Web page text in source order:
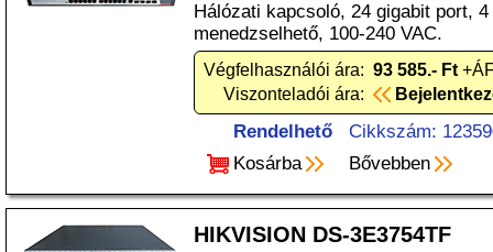
Hálózati kapcsoló, 24 gigabit port,
menedzselhető, 100-240 VAC.
Végfelhasználói ára: 93 585.- Ft
Viszonteladói ára:
Rendelhető
Cikkszám:
Kosárba
Bővebben
HIKVISION DS-3E3754TF